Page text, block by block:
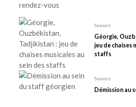
Seniors
Géorgie,
jeu de chaises
staffs
Seniors
Démission au